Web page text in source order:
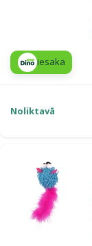
iesaka
Noliktavā